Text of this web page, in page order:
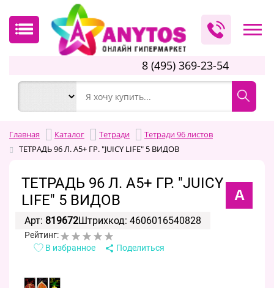
8 (495) 369-23-54
Главная Каталог Тетради
Тетради 96 листов
ТЕТРАДЬ 96 Л. А5+ ГР. "JUICY LIFE" 5 ВИДОВ
ТЕТРАДЬ 96 Л. А5+ ГР. "JUICY
LIFE" 5 ВИДОВ
А
Арт: 819672Штрихкод: 4606016540828
Рейтинг:
В избранное
Поделиться